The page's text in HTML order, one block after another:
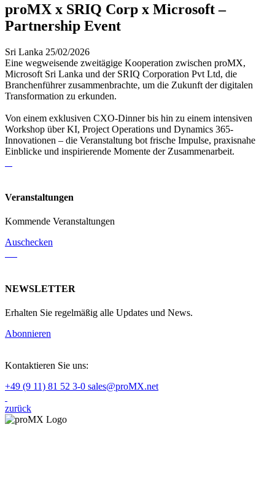
proMX x SRIQ Corp x Microsoft –
Partnership Event
Sri Lanka 25/02/2026
Eine wegweisende zweitägige Kooperation zwischen proMX,
Microsoft Sri Lanka und der SRIQ Corporation Pvt Ltd, die
Branchenführer zusammenbrachte, um die Zukunft der digitalen
Transformation zu erkunden.
Von einem exklusiven CXO-Dinner bis hin zu einem intensiven
Workshop über KI, Project Operations und Dynamics 365-
Innovationen – die Veranstaltung bot frische Impulse, praxisnahe
Einblicke und inspirierende Momente der Zusammenarbeit.
Veranstaltungen
Kommende Veranstaltungen
Auschecken
NEWSLETTER
Erhalten Sie regelmäßig alle Updates und News.
Abonnieren
Kontaktieren Sie uns:
+49 (9 11) 81 52 3-0 sales@proMX.net
zurück